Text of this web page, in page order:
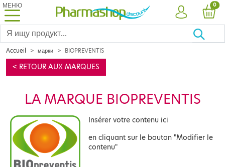
МЕНЮ
УЧЕТНАЯ
0
Accueil марки BIOPREVENTIS
< RETOUR AUX MARQUES
LA MARQUE BIOPREVENTIS
Insérer votre contenu ici
en cliquant sur le bouton "Modifier le
contenu"